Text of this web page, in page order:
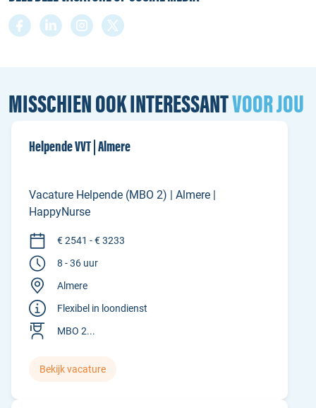
MISSCHIEN OOK INTERESSANTVOOR JOU
Helpende VVT | Almere
Vacature Helpende (MBO 2) | Almere |
HappyNurse
€ 2541 - € 3233
8 - 36 uur
Almere
Flexibel in loondienst
MBO 2...
Bekijk vacature